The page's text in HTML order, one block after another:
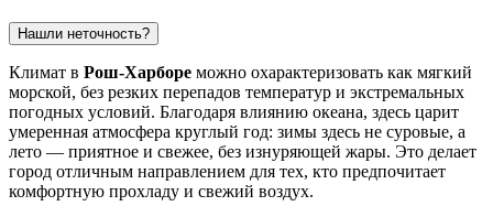
Нашли неточность?
Климат в Рош-Харборе можно охарактеризовать как мягкий
морской, без резких перепадов температур и экстремальных
погодных условий. Благодаря влиянию океана, здесь царит
умеренная атмосфера круглый год: зимы здесь не суровые, а
лето — приятное и свежее, без изнуряющей жары. Это делает
город отличным направлением для тех, кто предпочитает
комфортную прохладу и свежий воздух.